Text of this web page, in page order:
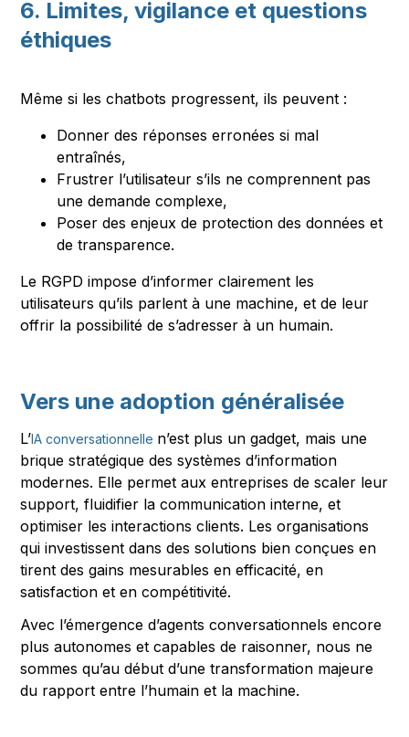
6. Limites, vigilance et questions
éthiques
Même si les chatbots progressent, ils peuvent :
Donner des réponses erronées si mal
entraînés,
Frustrer l’utilisateur s’ils ne comprennent pas
une demande complexe,
Poser des enjeux de protection des données et
de transparence.
Le RGPD impose d’informer clairement les
utilisateurs qu’ils parlent à une machine, et de leur
offrir la possibilité de s’adresser à un humain.
Vers une adoption généralisée
L’IA conversationnelle n’est plus un gadget, mais une
brique stratégique des systèmes d’information
modernes. Elle permet aux entreprises de scaler leur
support, fluidifier la communication interne, et
optimiser les interactions clients. Les organisations
qui investissent dans des solutions bien conçues en
tirent des gains mesurables en efficacité, en
satisfaction et en compétitivité.
Avec l’émergence d’agents conversationnels encore
plus autonomes et capables de raisonner, nous ne
sommes qu’au début d’une transformation majeure
du rapport entre l’humain et la machine.